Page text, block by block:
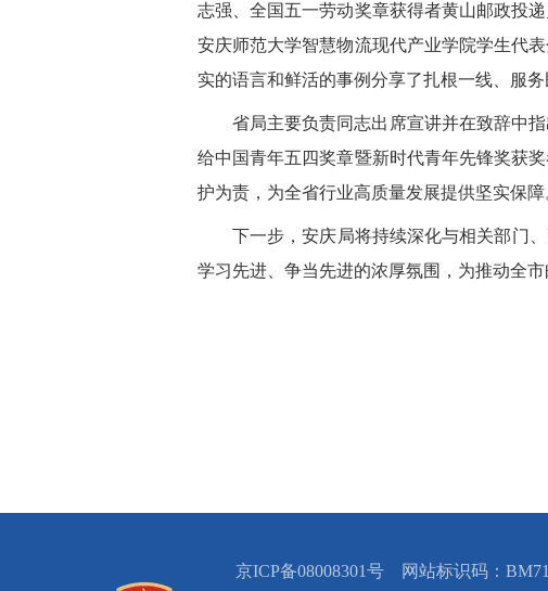
志强、全国五一劳动奖章获得者黄山邮政投
安庆师范大学智慧物流现代产业学院学生代
实的语言和鲜活的事例分享了扎根一线、服
省局主要负责同志出席宣讲并在致辞中
给中国青年五四奖章暨新时代青年先锋奖获
护为责，为全省行业高质量发展提供坚实保障
下一步，安庆局将持续深化与相关部门
学习先进、争当先进的浓厚氛围，为推动全
京ICP备08008301号 网站标识码：